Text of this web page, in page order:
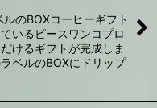
のBOXコーヒーギフト
いるピースワンコプロ
けるギフトが完成しま
ベルのBOXにドリップ